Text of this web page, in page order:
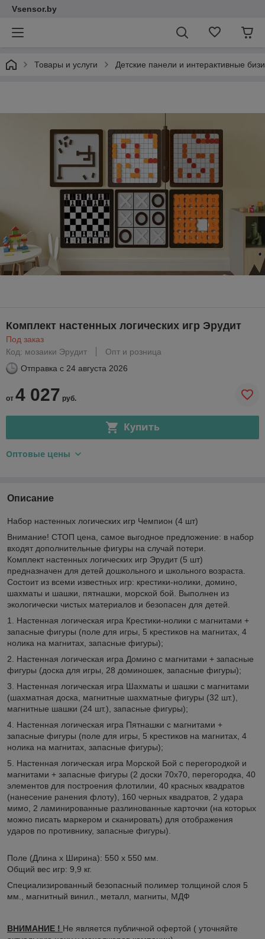
Vsensor.by
Товары и услуги Детские панели и интерактивные
Комплект настенных логических игр Эрудит
Под заказ
Код: мозаики Эрудит
Опт и розница
Отправка с 24 августа 2026
от 4 027 руб.
Купить
Оптовые цены
Описание
Набор настенных логических игр Чемпион (4 шт)
Внимание! СТОП цена, самое выгодное предложение: в набор
входят дополнительные фигуры на случай потери.
Комплект настенных логических игр Эрудит (5 шт)
предназначен для детей дошкольного и школьного возраста.
Состоит из всеми известных игр: крестики-нолики, домино,
шахматы и шашки, пятнашки, морской бой. Выполнен из
экологически чистых материалов и безопасен для детей.
1. Настенная логическая игра Крестики-нолики с магнитами +
запасные фигуры (поле для игры, 5 крестиков на магнитах, 4
нолика на магнитах, запасные фигуры);
2. Настенная логическая игра Домино с магнитами + запасные
фигуры (доска для игры, 28 доминошек, запасные фигуры);
3. Настенная логическая игра Шахматы и шашки с магнитами
(шахматная доска, магнитные шахматные фигуры (32 шт.),
магнитные шашки (24 шт.), запасные фигуры);
4. Настенная логическая игра Пятнашки с магнитами +
запасные фигуры (поле для игры, 5 крестиков на магнитах, 4
нолика на магнитах, запасные фигуры);
5. Настенная логическая игра Морской Бой с перегородкой и
магнитами + запасные фигуры (2 доски 70х70, перегородка, 40
элементов для построения флотилии, 40 красных квадратов
(нанесение ранения флоту), 160 черных квадратов, 2 удара
мимо, 2 ламинированные разлинованные карточки (на которых
можно писать маркером и сканировать) для отображения
ударов по противнику, запасные фигуры).
Поле (Длина х Ширина): 550 х 550 мм.
Общий вес игр: 9,9 кг.
Специализированный безопасный полимер толщиной слоя 5
мм., магнитный винил., металл, магниты, МДФ
ВНИМАНИЕ ! Не является публичной офертой ( уточняйте